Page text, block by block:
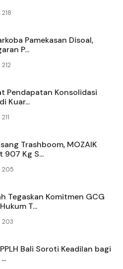
218
Pamekasan Disoal,
P...
212
Pendapatan Konsolidasi
Kuar...
211
Trashboom, MOZAIK
907 Kg S...
205
Tegaskan Komitmen GCG
T...
203
Bali Soroti Keadilan bagi